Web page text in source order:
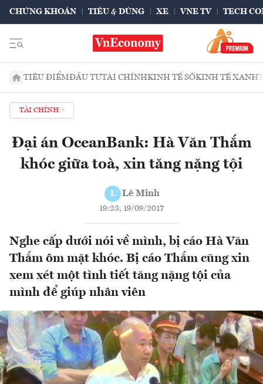
CHỨNG KHOÁN TIÊU & DÙNG XE VNE TV TECH
TIÊU ĐIỂMĐẦU TƯTÀI CHÍNHKINH TẾ SỐKINH TẾ XANH
TÀI CHÍNH
Đại án OceanBank: Hà Văn Thắm
khóc giữa toà, xin tăng nặng tội
L Lê Minh
19:23, 19/09/2017
Nghe cấp dưới nói về mình, bị cáo Hà Văn
Thắm ôm mặt khóc. Bị cáo Thắm cũng xin
xem xét một tình tiết tăng nặng tội của
mình để giúp nhân viên